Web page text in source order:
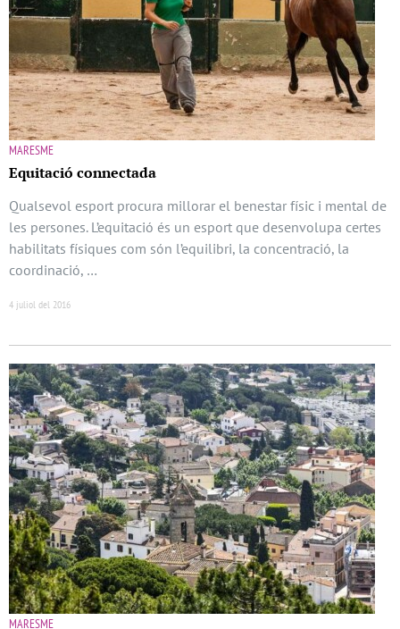
MARESME
Equitació connectada
Qualsevol esport procura millorar el benestar físic i mental de
les persones. L’equitació és un esport que desenvolupa certes
habilitats físiques com són l’equilibri, la concentració, la
coordinació, …
4 juliol del 2016
MARESME